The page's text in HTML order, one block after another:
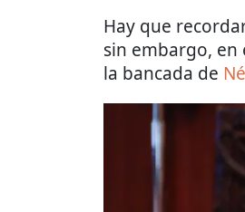
Hay que
sin embargo,
la bancada de